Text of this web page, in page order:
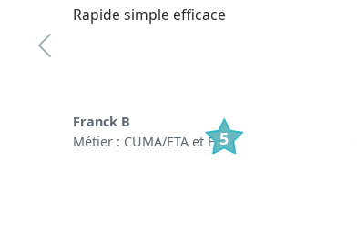
Rapide simple efficace
Franck B
Métier : CUMA/ETA et ETF
5